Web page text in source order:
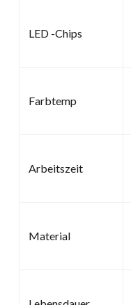
LED -Chips
Farbtemp
Arbeitszeit
Material